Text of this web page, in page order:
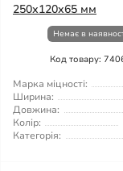
250х120х65 мм
Немає в
Код товару:
Марка міцності:
Ширина:
Довжина:
Колір:
Категорія: